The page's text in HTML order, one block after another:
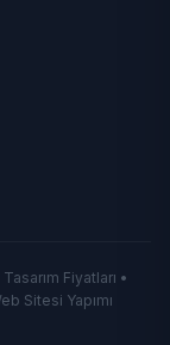
Fiyatları •
Sitesi Yapımı